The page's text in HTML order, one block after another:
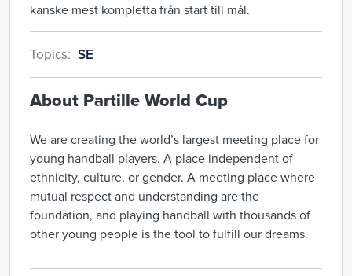
kanske mest kompletta från start till mål.
Topics: SE
About Partille World Cup
We are creating the world’s largest meeting place for
young handball players. A place independent of
ethnicity, culture, or gender. A meeting place where
mutual respect and understanding are the
foundation, and playing handball with thousands of
other young people is the tool to fulfill our dreams.